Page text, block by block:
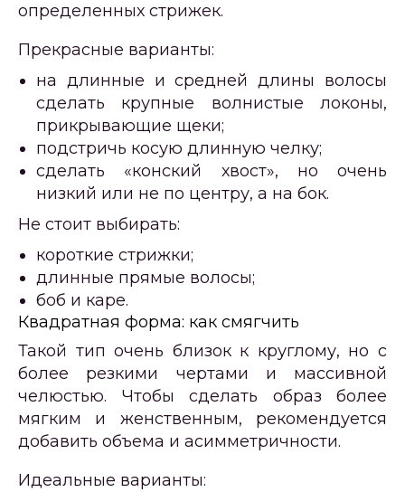
определенных стрижек.
Прекрасные варианты:
на длинные и средней длины волосы
сделать крупные волнистые локоны,
прикрывающие щеки;
подстричь косую длинную челку;
сделать «конский хвост», но очень
низкий или не по центру, а на бок.
Не стоит выбирать:
короткие стрижки;
длинные прямые волосы;
боб и каре.
Квадратная форма: как смягчить
Такой тип очень близок к круглому, но с
более резкими чертами и массивной
челюстью. Чтобы сделать образ более
мягким и женственным, рекомендуется
добавить объема и асимметричности.
Идеальные варианты: